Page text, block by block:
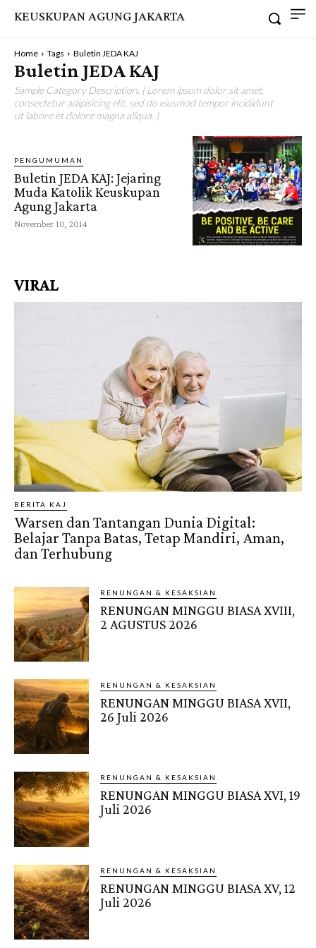
KEUSKUPAN AGUNG JAKARTA
Home Tags Buletin JEDA KAJ
Buletin JEDA KAJ
Sample Category Description. ( Lorem ipsum dolor sit amet,
consectetur adipisicing elit, sed do eiusmod tempor incididunt
ut labore et dolore magna aliqua. )
PENGUMUMAN
Buletin JEDA KAJ: Jejaring
Muda Katolik Keuskupan
Agung Jakarta
November 10, 2014
VIRAL
BERITA KAJ
Warsen dan Tantangan Dunia Digital:
Belajar Tanpa Batas, Tetap Mandiri, Aman,
dan Terhubung
RENUNGAN & KESAKSIAN
RENUNGAN MINGGU BIASA XVIII,
2 AGUSTUS 2026
RENUNGAN & KESAKSIAN
RENUNGAN MINGGU BIASA XVII,
26 Juli 2026
RENUNGAN & KESAKSIAN
RENUNGAN MINGGU BIASA XVI, 19
Juli 2026
RENUNGAN & KESAKSIAN
RENUNGAN MINGGU BIASA XV, 12
Juli 2026